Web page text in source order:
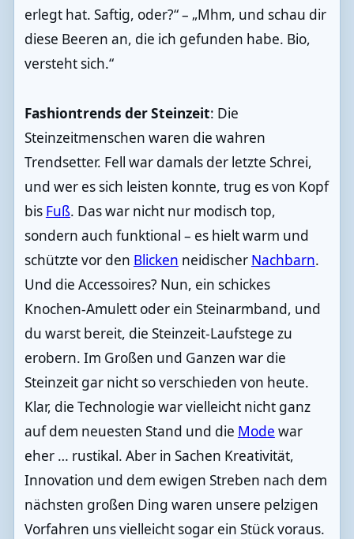
erlegt hat. Saftig, oder?“ – „Mhm, und schau dir
diese Beeren an, die ich gefunden habe. Bio,
versteht sich.“
Fashiontrends der Steinzeit: Die
Steinzeitmenschen waren die wahren
Trendsetter. Fell war damals der letzte Schrei,
und wer es sich leisten konnte, trug es von Kopf
bis Fuß. Das war nicht nur modisch top,
sondern auch funktional – es hielt warm und
schützte vor den Blicken neidischer Nachbarn.
Und die Accessoires? Nun, ein schickes
Knochen-Amulett oder ein Steinarmband, und
du warst bereit, die Steinzeit-Laufstege zu
erobern. Im Großen und Ganzen war die
Steinzeit gar nicht so verschieden von heute.
Klar, die Technologie war vielleicht nicht ganz
auf dem neuesten Stand und die Mode war
eher … rustikal. Aber in Sachen Kreativität,
Innovation und dem ewigen Streben nach dem
nächsten großen Ding waren unsere pelzigen
Vorfahren uns vielleicht sogar ein Stück voraus.